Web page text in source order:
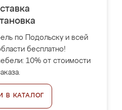
по Подольску и всей
бесплатно!
10% от стоимости
В КАТАЛОГ